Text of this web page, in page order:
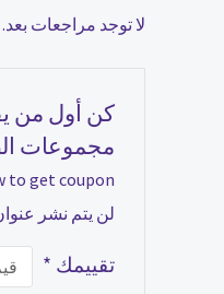
لا توجد مراجعات بعد.
مجموعات
to get coupon!
لن يتم نشر
تقييمك *